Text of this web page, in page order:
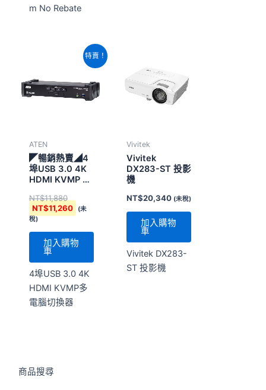
商品搜尋
m No Rebate
特賣！
ATEN
◤暢銷熱賣◢4
埠USB 3.0 4K
HDMI KVMP 多
備音訊混音模
式)
NT$11,880
格：
NT$11,880。
NT$11,260
格：
NT$11,260。
(未
稅)
加入購物
車
4埠USB 3.0 4K
HDMI KVMP多
電腦切換器
Vivitek
Vivitek
DX283-ST 投影
機
NT$20,340 (未稅)
加入購物
車
Vivitek DX283-
ST 投影機